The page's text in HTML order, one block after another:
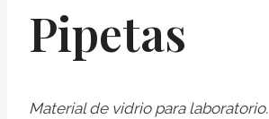
Pipetas
Material de vidrio para laboratorio.